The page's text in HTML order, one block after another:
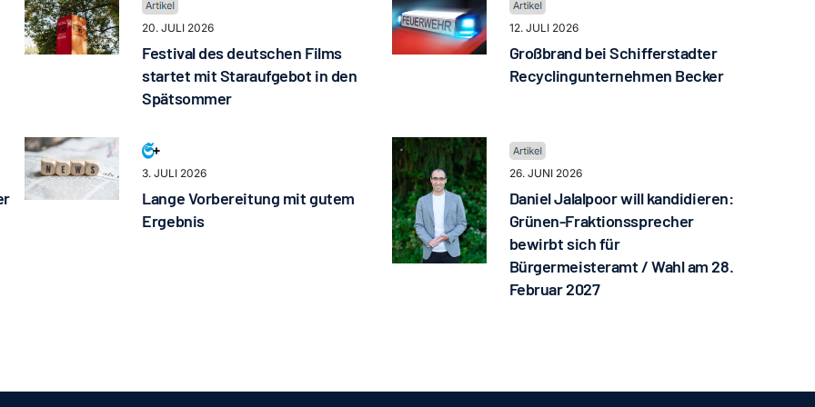
20. JULI 2026
Festival des deutschen Films
startet mit Staraufgebot in den
Spätsommer
12. JULI 2026
Großbrand bei Schifferstadter
Recyclingunternehmen Becker
3. JULI 2026
Lange Vorbereitung mit gutem
Ergebnis
26. JUNI 2026
Daniel Jalalpoor will kandidieren:
Grünen-Fraktionssprecher
bewirbt sich für
Bürgermeisteramt / Wahl am 28.
Februar 2027